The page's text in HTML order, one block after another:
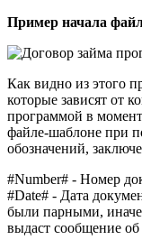
Пример начала
Как видно из этого
которые зависят от
программой в
файле-шаблоне при
обозначений,
#Number# - Номер
#Date# - Дата
были парными,
выдаст сообщение